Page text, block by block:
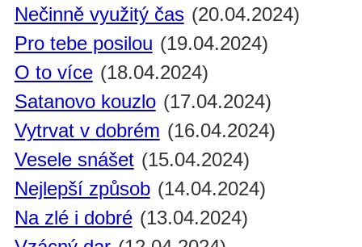
Nečinně využitý čas (20.04.2024)
Pro tebe posilou (19.04.2024)
O to více (18.04.2024)
Satanovo kouzlo (17.04.2024)
Vytrvat v dobrém (16.04.2024)
Vesele snášet (15.04.2024)
Nejlepší způsob (14.04.2024)
Na zlé i dobré (13.04.2024)